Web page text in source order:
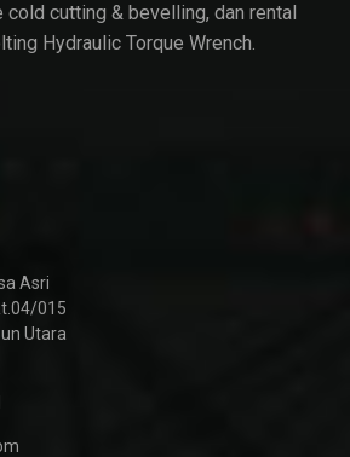
cold cutting & bevelling, dan rental
Hydraulic Torque Wrench.
Asri
015
Utara